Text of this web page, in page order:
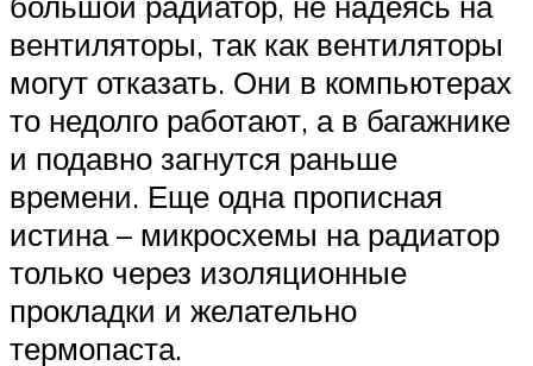
вентиляторы, так как вентиляторы
могут отказать. Они в компьютерах
то недолго работают, а в багажнике
и подавно загнутся раньше
времени. Еще одна прописная
истина – микросхемы на радиатор
только через изоляционные
прокладки и желательно
термопаста.